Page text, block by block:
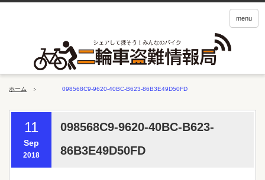
menu
ホーム 098568C9-9620-40BC-B623-86B3E49D50FD
11
Sep
2018
098568C9-9620-40BC-B623-
86B3E49D50FD